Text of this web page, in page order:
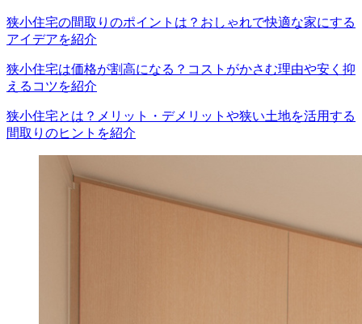
狭小住宅の間取りのポイントは？おしゃれで快適な家にする
アイデアを紹介
狭小住宅は価格が割高になる？コストがかさむ理由や安く抑
えるコツを紹介
狭小住宅とは？メリット・デメリットや狭い土地を活用する
間取りのヒントを紹介